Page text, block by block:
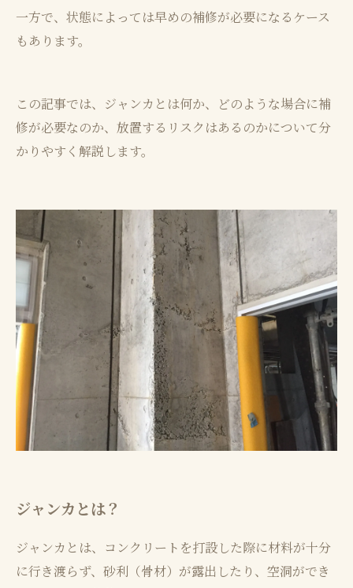
一方で、状態によっては早めの補修が必要になるケース
もあります。
この記事では、ジャンカとは何か、どのような場合に補
修が必要なのか、放置するリスクはあるのかについて分
かりやすく解説します。
ジャンカとは？
ジャンカとは、コンクリートを打設した際に材料が十分
に行き渡らず、砂利（骨材）が露出したり、空洞ができ